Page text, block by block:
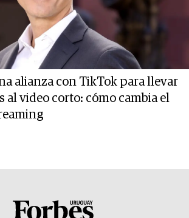
alianza con TikTok para llevar
al video corto: cómo cambia el